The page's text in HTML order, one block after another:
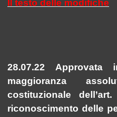
Il testo delle modifiche
28.07.22
maggioranza
costituzionale
riconoscimento delle